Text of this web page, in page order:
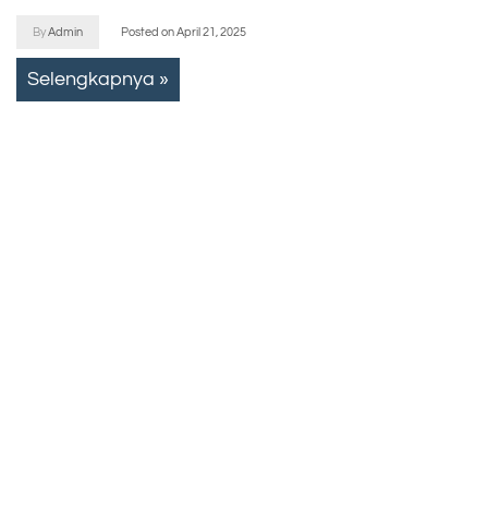
ByAdmin Posted onApril 21, 2025
Selengkapnya »